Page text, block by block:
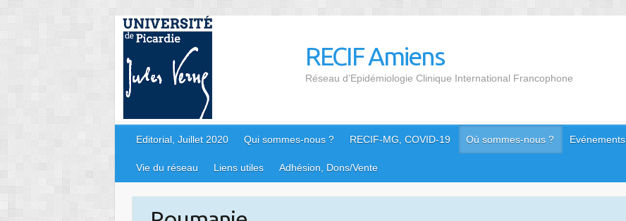
RECIF Amiens
Réseau d’Epidémiologie Clinique International Francophone
Editorial, Juillet 2020 Qui sommes-nous ? RECIF-MG, COVID-19 Où sommes-nous ? Evénements
Vie du réseau Liens utiles Adhésion, Dons/Vente